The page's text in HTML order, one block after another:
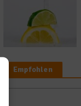
Empfohlen